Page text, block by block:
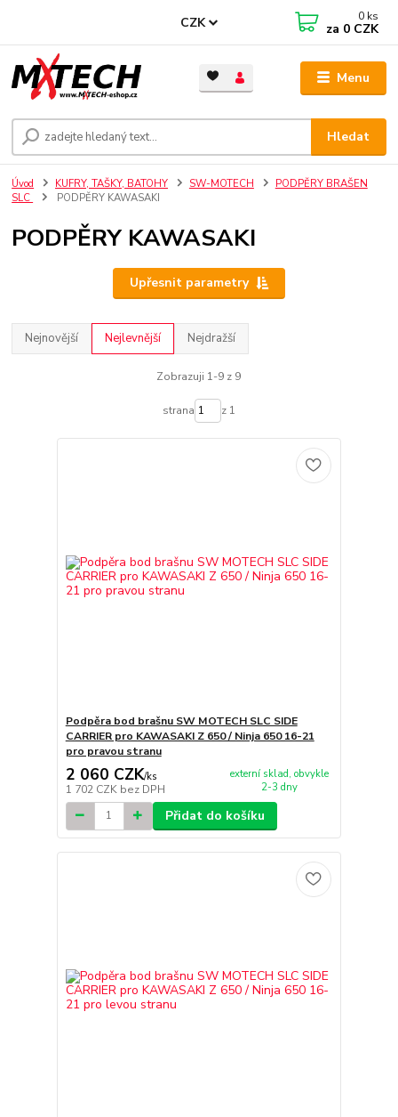
Menu
CZK
Hledat
0 ks
za 0 CZK
Úvod KUFRY, TAŠKY, BATOHY SW-MOTECH
PODPĚRY BRAŠEN
SLC
PODPĚRY KAWASAKI
PODPĚRY KAWASAKI
Upřesnit parametry
Nejnovější Nejlevnější Nejdražší
Zobrazuji 1-9 z 9
strana z 1
Podpěra bod brašnu SW MOTECH SLC SIDE
CARRIER pro KAWASAKI Z 650 / Ninja 650 16-21
pro pravou stranu
2 060 CZK/ks
1 702 CZK bez DPH
externí sklad, obvykle
2-3 dny
Přidat do košíku